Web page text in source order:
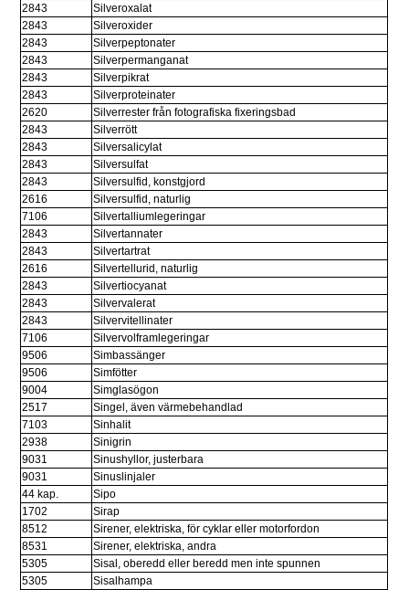
2843
Silveroxalat
2843
Silveroxider
2843
Silverpeptonater
2843
Silverpermanganat
2843
Silverpikrat
2843
Silverproteinater
2620
Silverrester från fotografiska fixeringsbad
2843
Silverrött
2843
Silversalicylat
2843
Silversulfat
2843
Silversulfid, konstgjord
2616
Silversulfid, naturlig
7106
Silvertalliumlegeringar
2843
Silvertannater
2843
Silvertartrat
2616
Silvertellurid, naturlig
2843
Silvertiocyanat
2843
Silvervalerat
2843
Silvervitellinater
7106
Silvervolframlegeringar
9506
Simbassänger
9506
Simfötter
9004
Simglasögon
2517
Singel, även värmebehandlad
7103
Sinhalit
2938
Sinigrin
9031
Sinushyllor, justerbara
9031
Sinuslinjaler
44 kap.
Sipo
1702
Sirap
8512
Sirener, elektriska, för cyklar eller motorfordon
8531
Sirener, elektriska, andra
5305
Sisal, oberedd eller beredd men inte spunnen
5305
Sisalhampa